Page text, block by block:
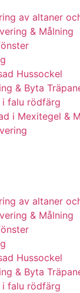
av altaner
& Målning
Hussockel
& Byta
i falu rödfärg
i Mexitegel &
av altaner
& Målning
Hussockel
& Byta
i falu rödfärg